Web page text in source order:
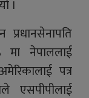
।
मा नेपाललाई
पत्र
एसपीपीलाई